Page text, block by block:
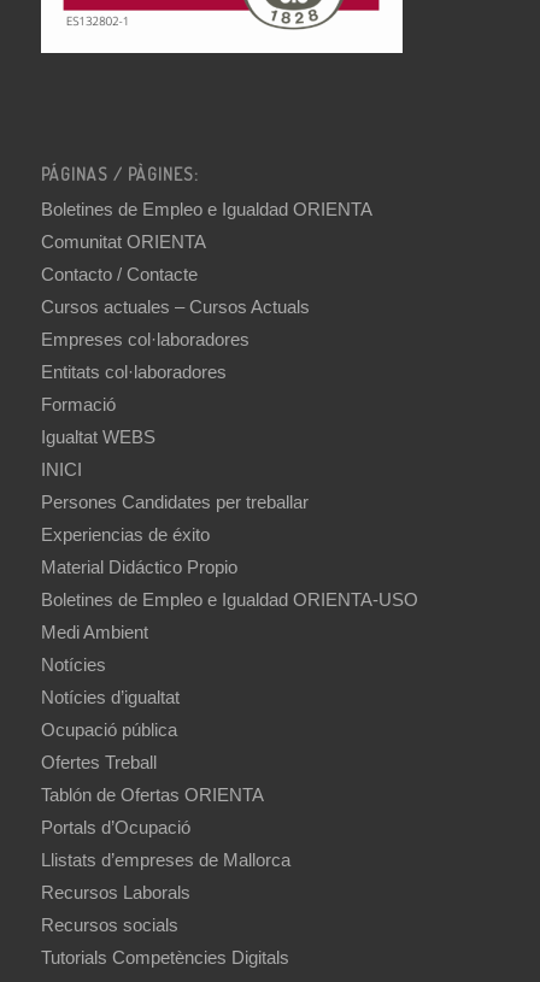
PÁGINAS / PÀGINES:
Boletines de Empleo e Igualdad ORIENTA
Comunitat ORIENTA
Contacto / Contacte
Cursos actuales – Cursos Actuals
Empreses col·laboradores
Entitats col·laboradores
Formació
Igualtat WEBS
INICI
Persones Candidates per treballar
Experiencias de éxito
Material Didáctico Propio
Boletines de Empleo e Igualdad ORIENTA-USO
Medi Ambient
Notícies
Notícies d’igualtat
Ocupació pública
Ofertes Treball
Tablón de Ofertas ORIENTA
Portals d’Ocupació
Llistats d’empreses de Mallorca
Recursos Laborals
Recursos socials
Tutorials Competències Digitals